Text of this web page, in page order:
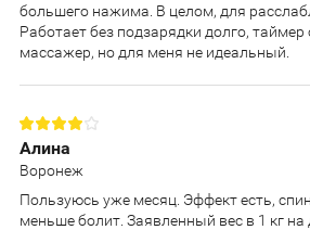
большего нажима. В целом, для
Работает без подзарядки долго,
массажер, но для меня не идеальный.
Алина
Воронеж
Пользуюсь уже месяц. Эффект есть,
меньше болит. Заявленный вес в 1 кг на